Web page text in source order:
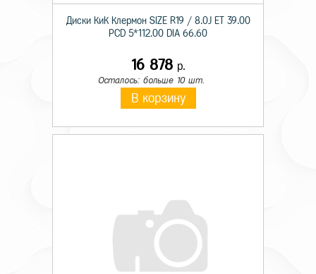
Диски КиК Клермон SIZE R19 / 8.0J ET 39.00
PCD 5*112.00 DIA 66.60
16 878 р.
Осталось: больше 10 шт.
В корзину